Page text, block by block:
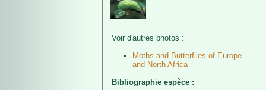
Voir d'autres photos :
Moths and Butterflies of Europe
and North Africa
Bibliographie espèce :